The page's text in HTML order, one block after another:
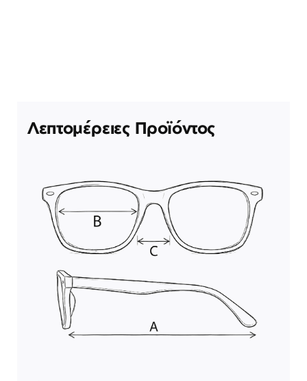
Λεπτομέρειες Προϊόντος